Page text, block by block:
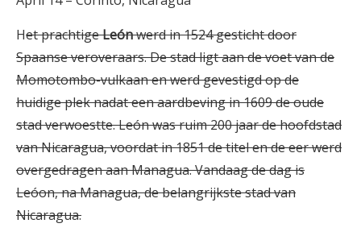
Het prachtigeLeónwerd in 1524 gesticht door
Spaanse veroveraars. De stad ligt aan de voet van de
Momotombo-vulkaan en werd gevestigd op de
huidige plek nadat een aardbeving in 1609 de oude
stad verwoestte. León was ruim 200 jaar de hoofdstad
van Nicaragua, voordat in 1851 de titel en de eer werd
overgedragen aan Managua. Vandaag de dag is
Leóon, na Managua, de belangrijkste stad van
Nicaragua.